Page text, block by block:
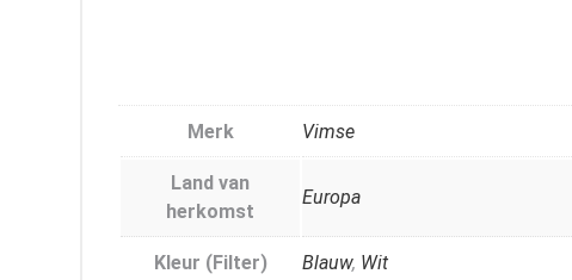
Merk Vimse
Land van
herkomst
Europa
Kleur (Filter) Blauw, Wit